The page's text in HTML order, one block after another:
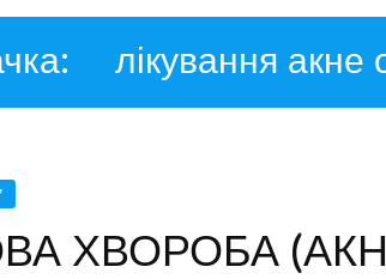
лікування акне
ХВОРОБА